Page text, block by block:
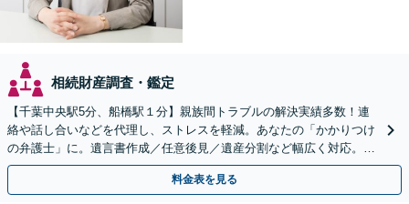
相続財産調査・鑑定
【千葉中央駅5分、船橋駅１分】親族間トラブルの解決実績多数！連
絡や話し合いなどを代理し、ストレスを軽減。あなたの「かかりつけ
の弁護士」に。遺言書作成／任意後見／遺産分割など幅広く対応。お
気軽にご相談ください！【初回来所相談30分無料】
料金表を見る